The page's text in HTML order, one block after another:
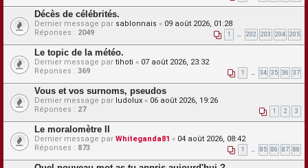
Décès de célébrités.
Dernier message par sablonnais « 09 août 2026, 01:28
Réponses : 2049 1 … 202 203 204 205
Le topic de la météo.
Dernier message par tihoti « 07 août 2026, 23:32
Réponses : 369 1 … 34 35 36 37
Vous et vos surnoms, pseudos
Dernier message par ludolux « 06 août 2026, 19:26
Réponses : 27 1 2 3
Le moralomètre II
Dernier message par Whiteganda81 « 04 août 2026, 08:42
Réponses : 873 1 … 85 86 87 88